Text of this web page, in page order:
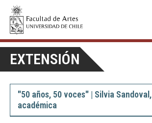
ADMISIÓN
ETAPA BÁSICA
EXTENSIÓN
"50 años, 50 voces" | Silvia Sandoval,
académica